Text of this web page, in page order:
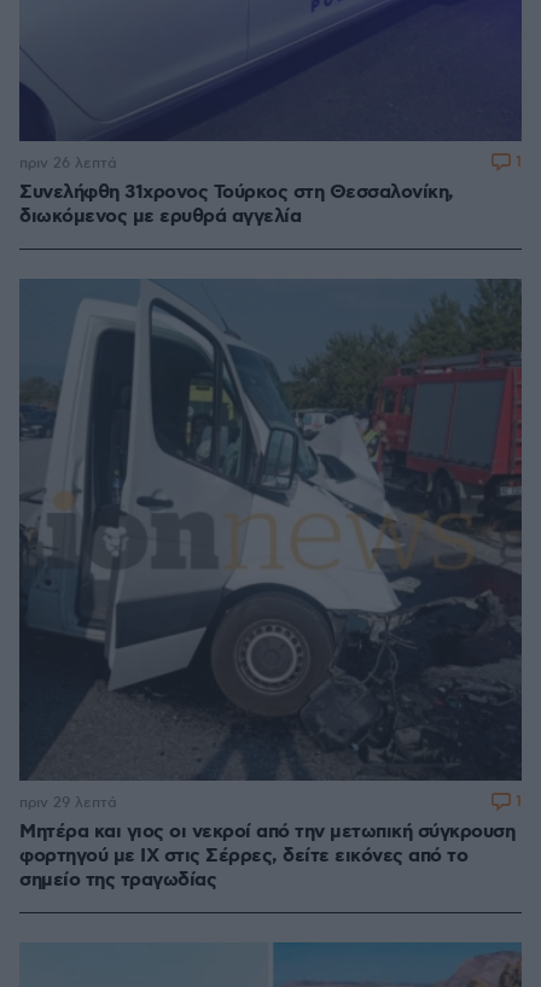
Συνελήφθη 31χρονος Τούρκος στη Θεσσαλονίκη,
διωκόμενος με ερυθρά αγγελία
πριν 26 λεπτά 1
Μητέρα και γιος οι νεκροί από την μετωπική σύγκρουση
φορτηγού με ΙΧ στις Σέρρες, δείτε εικόνες από το
σημείο της τραγωδίας
πριν 29 λεπτά 1